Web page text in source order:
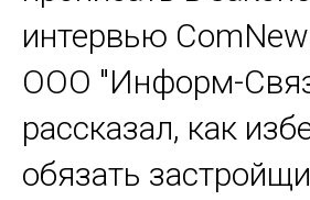
интервью
ООО "Информ-
рассказал, как
обязать